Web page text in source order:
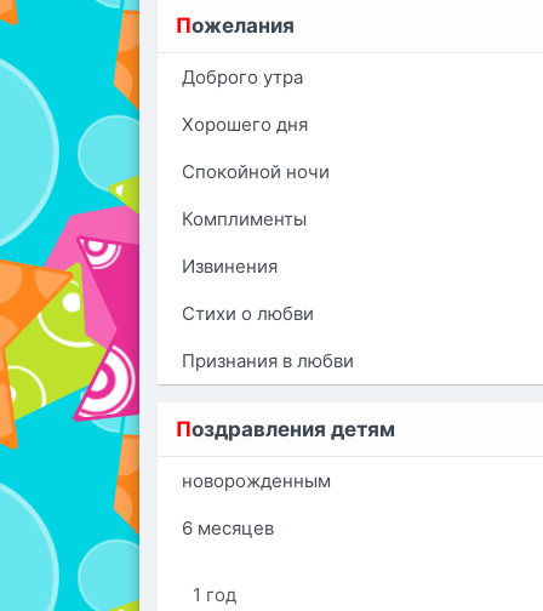
Пожелания
Доброго утра
Хорошего дня
Спокойной ночи
Комплименты
Извинения
Стихи о любви
Признания в любви
Поздравления детям
новорожденным
6 месяцев
1 год